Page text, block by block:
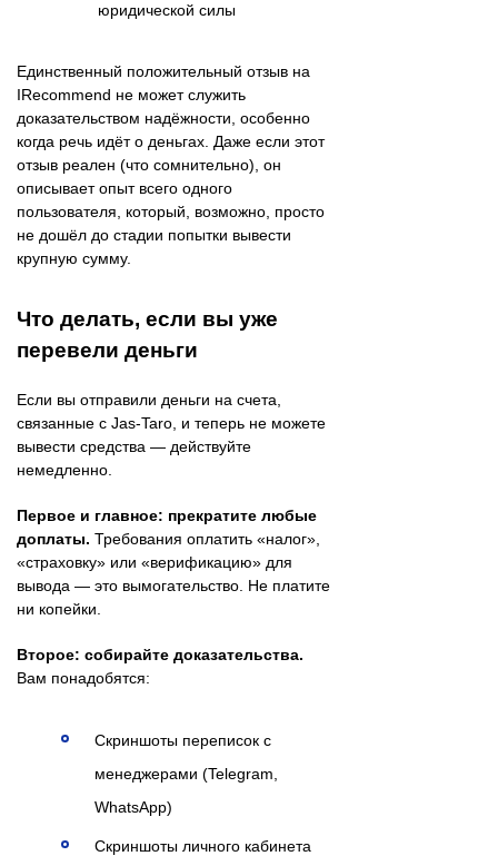
юридической силы
Единственный положительный отзыв на
IRecommend не может служить
доказательством надёжности, особенно
когда речь идёт о деньгах. Даже если этот
отзыв реален (что сомнительно), он
описывает опыт всего одного
пользователя, который, возможно, просто
не дошёл до стадии попытки вывести
крупную сумму.
Что делать, если вы уже
перевели деньги
Если вы отправили деньги на счета,
связанные с Jas-Taro, и теперь не можете
вывести средства — действуйте
немедленно.
Первое и главное: прекратите любые
доплаты. Требования оплатить «налог»,
«страховку» или «верификацию» для
вывода — это вымогательство. Не платите
ни копейки.
Второе: собирайте доказательства.
Вам понадобятся:
Скриншоты переписок с
менеджерами (Telegram,
WhatsApp)
Скриншоты личного кабинета